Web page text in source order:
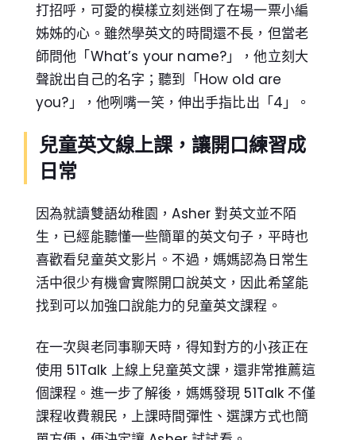
打招呼，可愛的模樣立刻迷倒了在場一票小編
姊姊的心。雖然學英文的時間還不長，但當老
師問他「What’s your name?」，他立刻大
聲說出自己的名字；聽到「How old are
you?」，他咧嘴一笑，伸出手指比出「4」。
兒童英文線上課，讓開口練習成
日常
因為就讀雙語幼稚園，Asher 對英文並不陌
生，已經能聽懂一些簡單的英文句子，平時也
喜歡看兒童英文影片。不過，媽媽認為日常生
活中很少有機會實際開口說英文，因此希望能
找到可以加強口說能力的兒童英文課程。
在一次與老同事聊天時，得知對方的小孩正在
使用 51Talk 上線上兒童英文課，還非常推薦這
個課程。進一步了解後，媽媽發現 51Talk 不僅
課程收費親民，上課時間彈性、選課方式也簡